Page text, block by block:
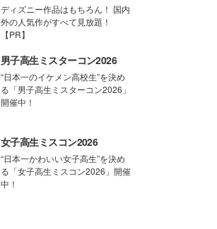
ディズニー作品はもちろん！ 国内
外の人気作がすべて見放題！
【PR】
男子高生ミスターコン2026
“日本一のイケメン高校生”を決め
る「男子高生ミスターコン2026」
開催中！
女子高生ミスコン2026
“日本一かわいい女子高生”を決め
る「女子高生ミスコン2026」開催
中！